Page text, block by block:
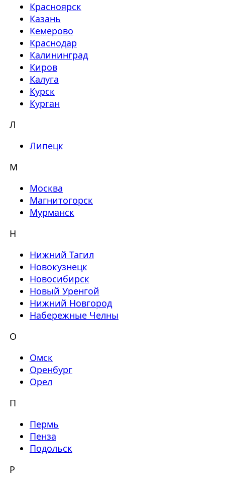
Красноярск
Казань
Кемерово
Краснодар
Калининград
Киров
Калуга
Курск
Курган
Л
Липецк
М
Москва
Магнитогорск
Мурманск
Н
Нижний Тагил
Новокузнецк
Новосибирск
Новый Уренгой
Нижний Новгород
Набережные Челны
О
Омск
Оренбург
Орел
П
Пермь
Пенза
Подольск
Р